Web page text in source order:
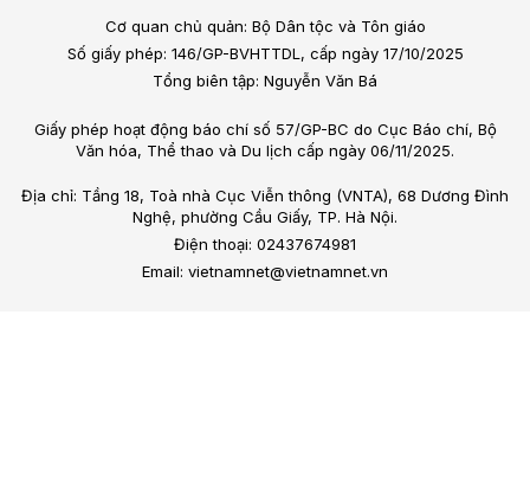
Cơ quan chủ quản: Bộ Dân tộc và Tôn giáo
Số giấy phép: 146/GP-BVHTTDL, cấp ngày 17/10/2025
Tổng biên tập: Nguyễn Văn Bá
Giấy phép hoạt động báo chí số 57/GP-BC do Cục Báo chí, Bộ
Văn hóa, Thể thao và Du lịch cấp ngày 06/11/2025.
Địa chỉ: Tầng 18, Toà nhà Cục Viễn thông (VNTA), 68 Dương Đình
Nghệ, phường Cầu Giấy, TP. Hà Nội.
Điện thoại: 02437674981
Email: vietnamnet@vietnamnet.vn